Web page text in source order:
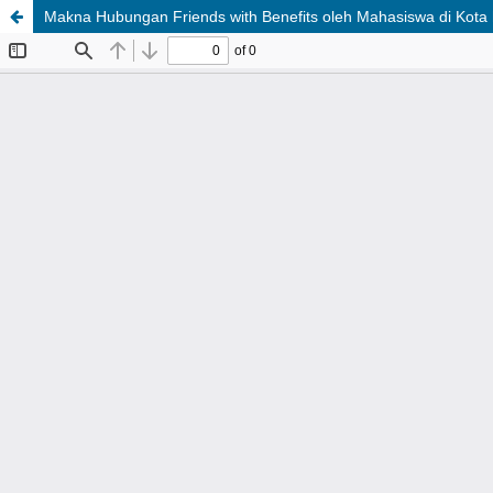
Makna Hubungan Friends with Benefits oleh Mahasiswa di Kota